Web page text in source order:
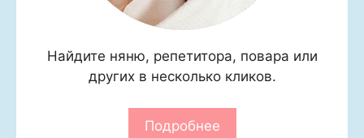
Найдите няню, репетитора, повара или
других в несколько кликов.
Подробнее